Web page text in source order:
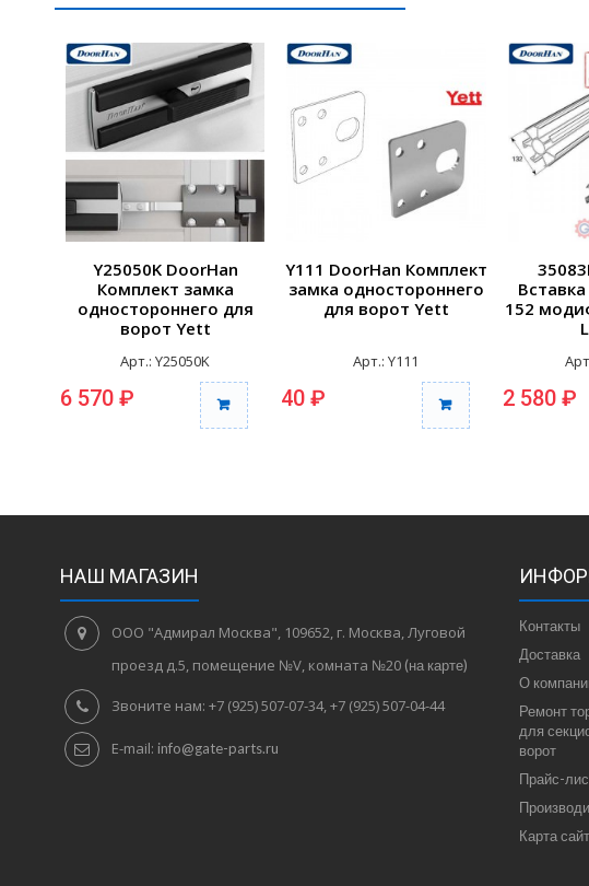
Y25050K DoorHan
Комплект замка
одностороннего для
ворот Yett
Арт.: Y25050K
6 570 ₽
Y111 DoorHan Комплект
замка одностороннего
для ворот Yett
Арт.: Y111
40 ₽
152
2 580 ₽
НАШ МАГАЗИН
ООО "Адмирал Москва", 109652, г. Москва, Луговой
проезд д.5, помещение №V, комната №20 (на карте)
Звоните нам: +7 (925) 507-07-34, +7 (925) 507-04-44
E-mail: info@gate-parts.ru
Контакты
Доставка
О
Ремонт
для
ворот
Прайс-
Карта